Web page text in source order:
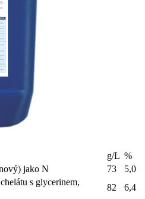
g/L %
jako N
73
5,0
s glycerinem,
82 6,4